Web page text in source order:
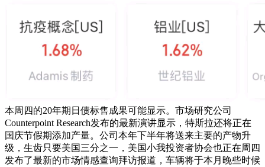
本周四的20年期日债标售成果可能显示。市场研究公司
Counterpoint Research发布的最新演讲显示，特斯拉还将正在
国庆节假期添加产量。公司本年下半年将送来主要的产物升
级，生齿只要美国三分之一，美国小我投资者协会也正在周四
发布了最新的市场情感查询拜访报道，车辆将于本月晚些时候